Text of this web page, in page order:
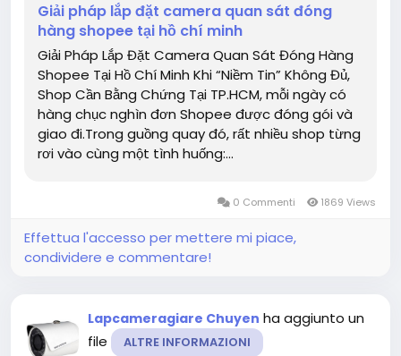
Giải pháp lắp đặt camera quan sát đóng
hàng shopee tại hồ chí minh
Giải Pháp Lắp Đặt Camera Quan Sát Đóng Hàng
Shopee Tại Hồ Chí Minh Khi “Niềm Tin” Không Đủ,
Shop Cần Bằng Chứng Tại TP.HCM, mỗi ngày có
hàng chục nghìn đơn Shopee được đóng gói và
giao đi.Trong guồng quay đó, rất nhiều shop từng
rơi vào cùng một tình huống:...
0 Commenti 1869 Views
Effettua l'accesso per mettere mi piace,
condividere e commentare!
Lapcameragiare Chuyen ha aggiunto un
file
ALTRE INFORMAZIONI